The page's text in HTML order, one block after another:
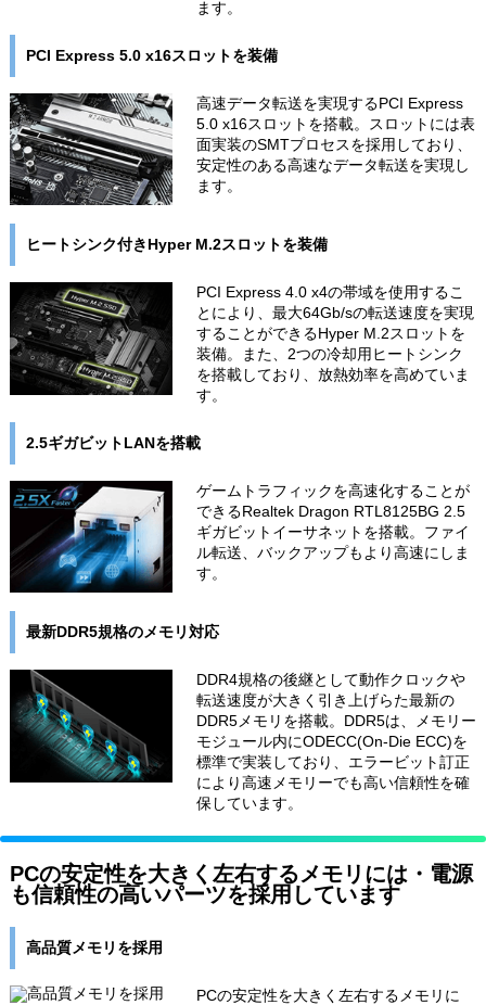
ます。
PCI Express 5.0 x16スロットを装備
高速データ転送を実現するPCI Express
5.0 x16スロットを搭載。スロットには表
面実装のSMTプロセスを採用しており、
安定性のある高速なデータ転送を実現し
ます。
ヒートシンク付きHyper M.2スロットを装備
PCI Express 4.0 x4の帯域を使用するこ
とにより、最大64Gb/sの転送速度を実現
することができるHyper M.2スロットを
装備。また、2つの冷却用ヒートシンク
を搭載しており、放熱効率を高めていま
す。
2.5ギガビットLANを搭載
ゲームトラフィックを高速化することが
できるRealtek Dragon RTL8125BG 2.5
ギガビットイーサネットを搭載。ファイ
ル転送、バックアップもより高速にしま
す。
最新DDR5規格のメモリ対応
DDR4規格の後継として動作クロックや
転送速度が大きく引き上げらた最新の
DDR5メモリを搭載。DDR5は、メモリー
モジュール内にODECC(On-Die ECC)を
標準で実装しており、エラービット訂正
により高速メモリーでも高い信頼性を確
保しています。
PCの安定性を大きく左右するメモリには・電源
も信頼性の高いパーツを採用しています
高品質メモリを採用
PCの安定性を大きく左右するメモリに